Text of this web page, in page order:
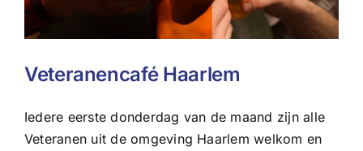
Veteranencafé Haarlem
Iedere eerste donderdag van de maand zijn alle
Veteranen uit de omgeving Haarlem welkom en